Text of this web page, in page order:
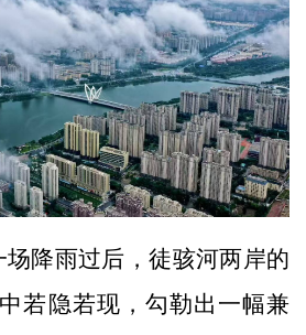
降雨过后，徒骇河两岸的
若隐若现，勾勒出一幅兼